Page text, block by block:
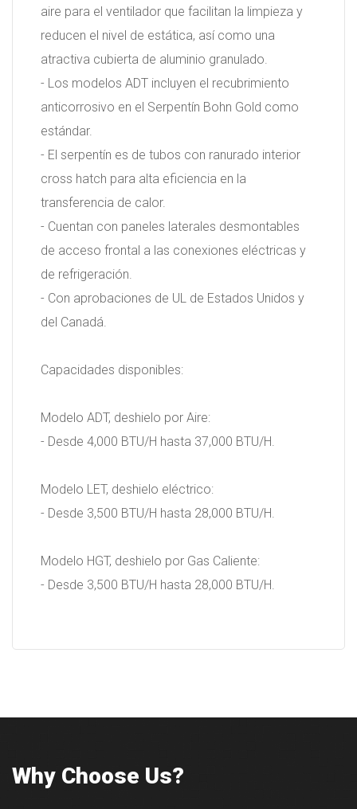
aire para el ventilador que facilitan la limpieza y
reducen el nivel de estática, así como una
atractiva cubierta de aluminio granulado.
- Los modelos ADT incluyen el recubrimiento
anticorrosivo en el Serpentín Bohn Gold como
estándar.
- El serpentín es de tubos con ranurado interior
cross hatch para alta eficiencia en la
transferencia de calor.
- Cuentan con paneles laterales desmontables
de acceso frontal a las conexiones eléctricas y
de refrigeración.
- Con aprobaciones de UL de Estados Unidos y
del Canadá.
Capacidades disponibles:
Modelo ADT, deshielo por Aire:
- Desde 4,000 BTU/H hasta 37,000 BTU/H.
Modelo LET, deshielo eléctrico:
- Desde 3,500 BTU/H hasta 28,000 BTU/H.
Modelo HGT, deshielo por Gas Caliente:
- Desde 3,500 BTU/H hasta 28,000 BTU/H.
Why Choose Us?